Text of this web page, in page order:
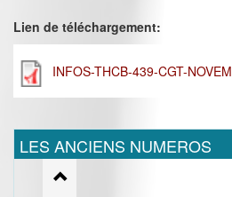
Lien de téléchargement:
INFOS-THCB-439-CGT-
LES ANCIENS NUMEROS